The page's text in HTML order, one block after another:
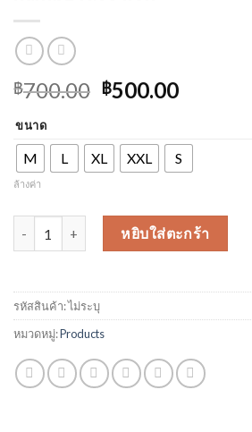
฿700.00 Original
฿700.00.
฿500.00Current
฿500.00.
ขนาด
M L XL XXL S
ล้างค่า
จำนวน numbz face lion ชิ้นหยิบใส่ตะกร้า
รหัสสินค้า:ไม่ระบุ
หมวดหมู่:Products